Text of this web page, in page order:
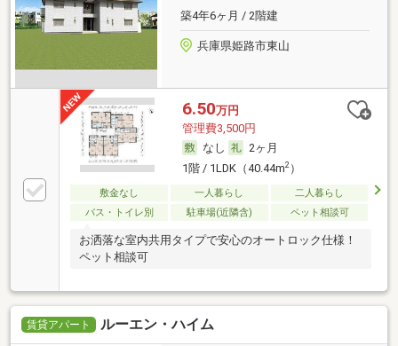
築4年6ヶ月 / 2階建
兵庫県姫路市東山
6.50万円
管理費3,500円
なし
2ヶ月
1階 / 1LDK（40.44m2）
敷金なし 一人暮らし
二人暮らし
バス・トイレ別
駐車場(近隣含) ペット相談可
お洒落な室内共用タイプで安心のオートロック仕様！
ペット相談可
賃貸アパート ルーエン・ハイム